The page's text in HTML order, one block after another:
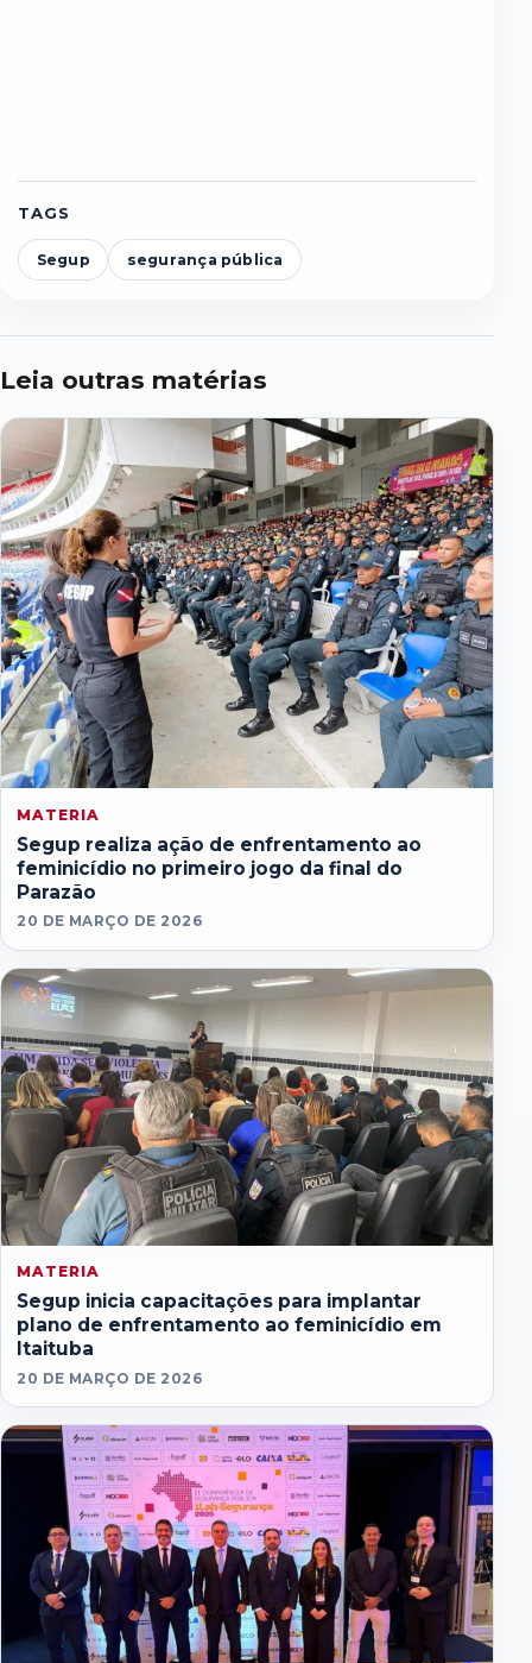
TAGS
Segup segurança pública
Leia outras matérias
MATERIA
Segup realiza ação de enfrentamento ao
feminicídio no primeiro jogo da final do
Parazão
20 DE MARÇO DE 2026
MATERIA
Segup inicia capacitações para implantar
plano de enfrentamento ao feminicídio em
Itaituba
20 DE MARÇO DE 2026